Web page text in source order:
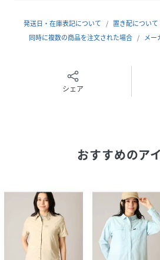
発送日・在庫表記について 置き配について
同時に複数の商品を注文された場合
メー
シェア
おすすめのア